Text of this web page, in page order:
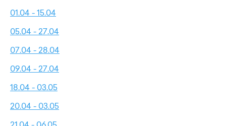
01.04 - 15.04
05.04 - 27.04
07.04 - 28.04
09.04 - 27.04
18.04 - 03.05
20.04 - 03.05